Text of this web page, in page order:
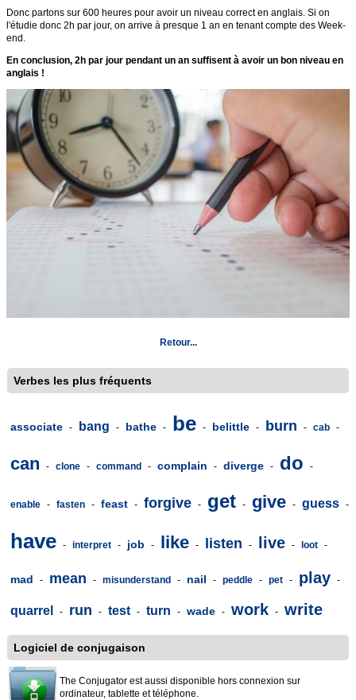
Donc partons sur 600 heures pour avoir un niveau correct en anglais. Si on
l'étudie donc 2h par jour, on arrive à presque 1 an en tenant compte des Week-
end.
En conclusion, 2h par jour pendant un an suffisent à avoir un bon niveau en
anglais !
Retour...
Verbes les plus fréquents
associate - bang - bathe - be - belittle - burn - cab -
can - clone - command - complain - diverge - do -
enable - fasten - feast - forgive - get - give - guess -
have - interpret - job - like - listen - live - loot -
mad - mean - misunderstand - nail - peddle - pet - play -
quarrel - run - test - turn - wade - work - write
Logiciel de conjugaison
The Conjugator est aussi disponible hors connexion sur
ordinateur, tablette et téléphone.